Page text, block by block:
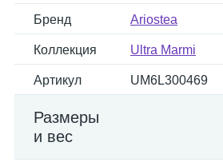
Бренд Ariostea
Коллекция Ultra Marmi
Артикул UM6L300469
Размеры
и вес